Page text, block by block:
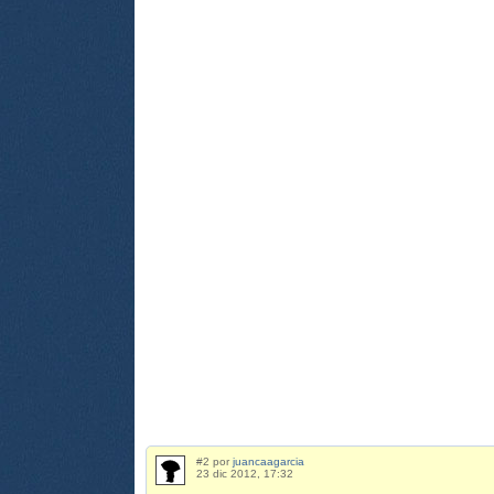
#2 por juancaagarcia
23 dic 2012, 17:32